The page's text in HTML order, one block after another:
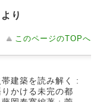
り
このページのTOPへ
建築を読み解く :
かける未完の都